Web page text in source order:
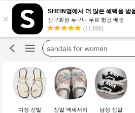
× 신규회원 누구나 무료 항공 배송
(11,000)
botas
boot nữ
sandals for women
padel shoes
여성 신발 신발 액세서리 남성 신발